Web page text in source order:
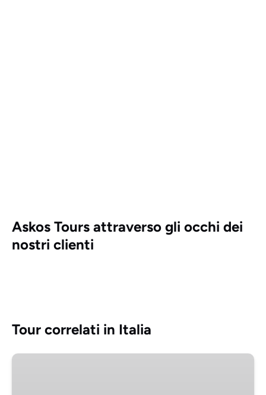
Askos Tours attraverso gli occhi dei
nostri clienti
Tour correlati in Italia
Escursione